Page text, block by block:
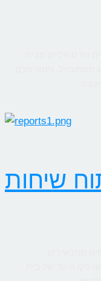
שיחות